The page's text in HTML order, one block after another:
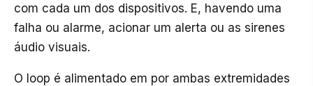
com cada um dos dispositivos. E, havendo uma
falha ou alarme, acionar um alerta ou as sirenes
áudio visuais.
O loop é alimentado em por ambas extremidades